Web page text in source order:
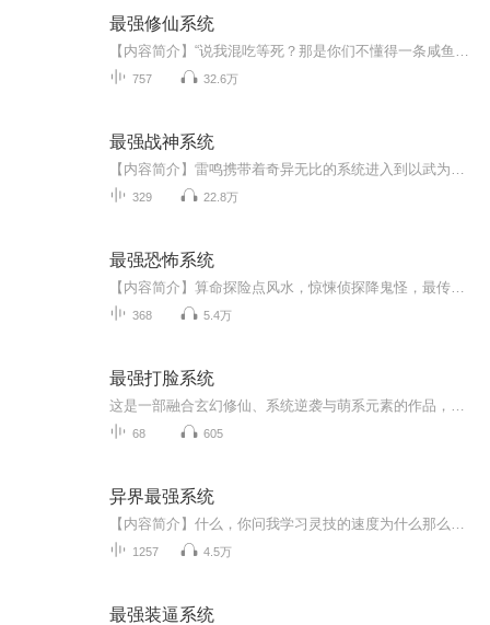
最强修仙系统
757 32.6万
最强战神系统
329 22.8万
最强恐怖系统
368 5.4万
最强打脸系统
68 605
异界最强系统
1257 4.5万
最强装逼系统